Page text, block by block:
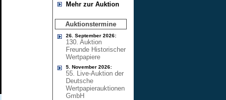
Mehr zur Auktion
Auktionstermine
26. September 2026:
130. Auktion
Freunde Historischer
Wertpapiere
5. November 2026:
55. Live-Auktion der
Deutsche
Wertpapierauktionen
GmbH